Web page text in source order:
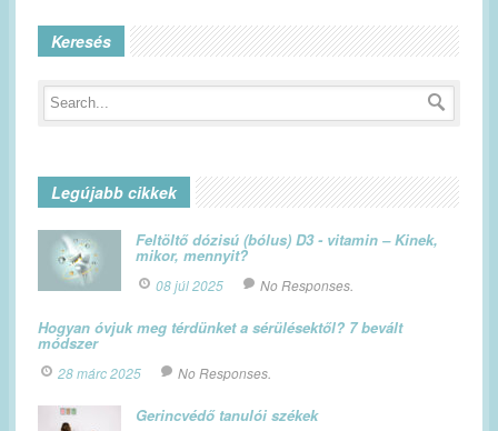
Keresés
Legújabb cikkek
Feltöltő dózisú (bólus) D3 - vitamin – Kinek,
mikor, mennyit?
08 júl 2025 No Responses.
Hogyan óvjuk meg térdünket a sérülésektől? 7 bevált
módszer
28 márc 2025 No Responses.
Gerincvédő tanulói székek